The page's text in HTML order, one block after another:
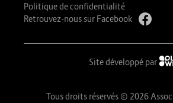
Politique de confidentialité
Retrouvez-nous sur Facebook
Site développé par
Tous droits réservés © 2026